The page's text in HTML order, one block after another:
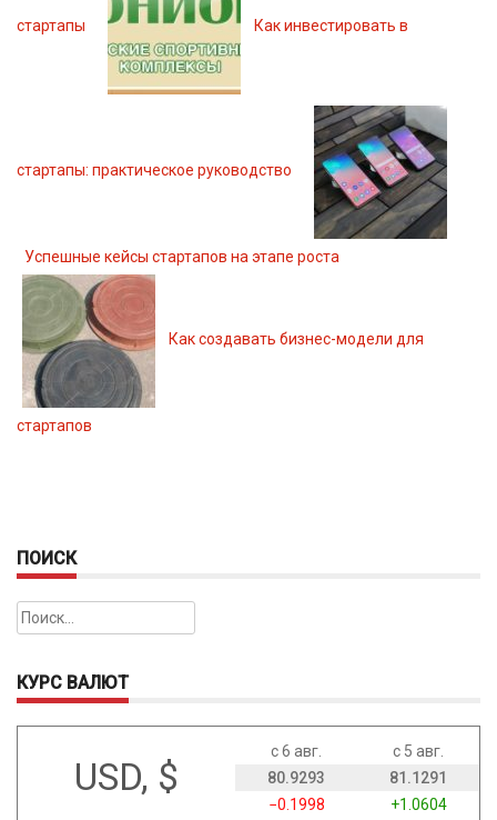
стартапы Как инвестировать в
стартапы: практическое руководство
Успешные кейсы стартапов на этапе роста
Как создавать бизнес-модели для
стартапов
ПОИСК
Найти:
КУРС ВАЛЮТ
USD, $
с 6 авг.
с 5 авг.
80.9293
81.1291
−0.1998
+1.0604